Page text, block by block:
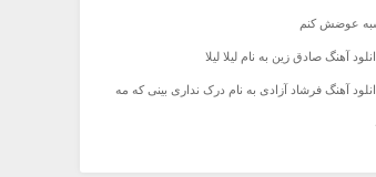
عوضش کنم
آهنگ صادق زین به نام لیلا لیلا
آهنگ فرشاد آزادی به نام درک نداری بینی که مه